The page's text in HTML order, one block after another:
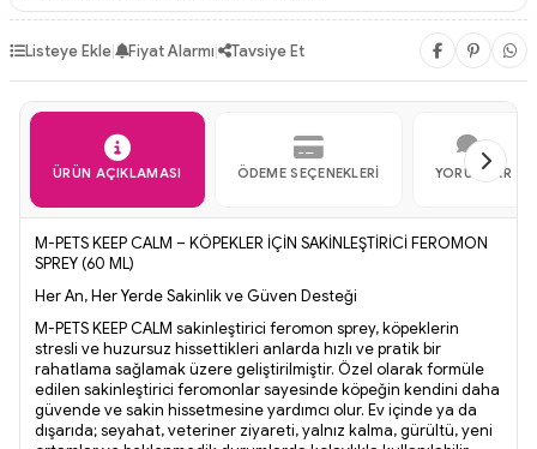
Listeye Ekle| Fiyat Alarmı| Tavsiye Et
ÜRÜN AÇIKLAMASI ÖDEME SEÇENEKLERI YORUMLAR
M-PETS KEEP CALM – KÖPEKLER İÇİN SAKİNLEŞTİRİCİ FEROMON
SPREY (60 ML)
Her An, Her Yerde Sakinlik ve Güven Desteği
M-PETS KEEP CALM sakinleştirici feromon sprey, köpeklerin
stresli ve huzursuz hissettikleri anlarda hızlı ve pratik bir
rahatlama sağlamak üzere geliştirilmiştir. Özel olarak formüle
edilen sakinleştirici feromonlar sayesinde köpeğin kendini daha
güvende ve sakin hissetmesine yardımcı olur. Ev içinde ya da
dışarıda; seyahat, veteriner ziyareti, yalnız kalma, gürültü, yeni